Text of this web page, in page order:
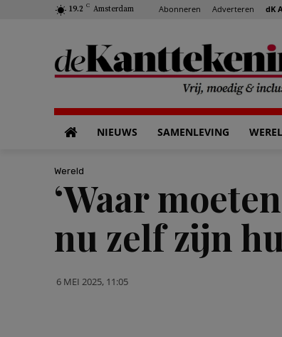
19.2 C Amsterdam Abonneren Adverteren dK
NIEUWS SAMENLEVING
Wereld
‘Waar
nu zelf zijn
6 MEI 2025, 11:05